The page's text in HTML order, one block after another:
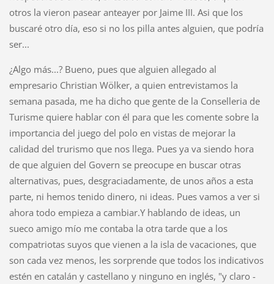
otros la vieron pasear anteayer por Jaime III. Asi que los
buscaré otro día, eso si no los pilla antes alguien, que podría
ser...
¿Algo más...? Bueno, pues que alguien allegado al
empresario Christian Wölker, a quien entrevistamos la
semana pasada, me ha dicho que gente de la Conselleria de
Turisme quiere hablar con él para que les comente sobre la
importancia del juego del polo en vistas de mejorar la
calidad del trurismo que nos llega. Pues ya va siendo hora
de que alguien del Govern se preocupe en buscar otras
alternativas, pues, desgraciadamente, de unos años a esta
parte, ni hemos tenido dinero, ni ideas. Pues vamos a ver si
ahora todo empieza a cambiar.Y hablando de ideas, un
sueco amigo mío me contaba la otra tarde que a los
compatriotas suyos que vienen a la isla de vacaciones, que
son cada vez menos, les sorprende que todos los indicativos
estén en catalán y castellano y ninguno en inglés, "y claro -